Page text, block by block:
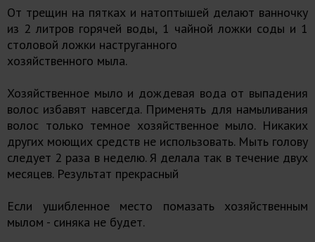
От трещин на пятках и натоптышей делают ванночку
из 2 литров горячей воды, 1 чайной ложки соды и 1
столовой ложки наструганного
хозяйственного мыла.
Хозяйственное мыло и дождевая вода от выпадения
волос избавят навсегда. Применять для намыливания
волос только темное хозяйственное мыло. Никаких
других моющих средств не использовать. Мыть голову
следует 2 раза в неделю. Я делала так в течение двух
месяцев. Результат прекрасный
Если ушибленное место помазать хозяйственным
мылом - синяка не будет.